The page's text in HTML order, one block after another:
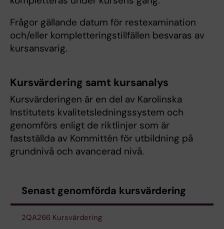
Frågor gällande datum för restexamination
och/eller kompletteringstillfällen besvaras av
kursansvarig.
Kursvärdering samt kursanalys
Kursvärderingen är en del av Karolinska
Institutets kvalitetsledningssystem och
genomförs enligt de riktlinjer som är
fastställda av Kommittén för utbildning på
grundnivå och avancerad nivå.
Senast genomförda kursvärdering
2QA266 Kursvärdering